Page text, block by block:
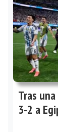
Tras
3-2 a